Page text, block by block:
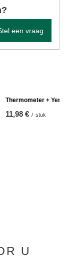
een vraag
Thermometer +
11,98 € / stuk
U